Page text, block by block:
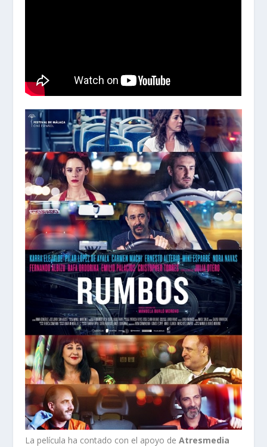
La película ha contado con el apoyo deAtresmedia